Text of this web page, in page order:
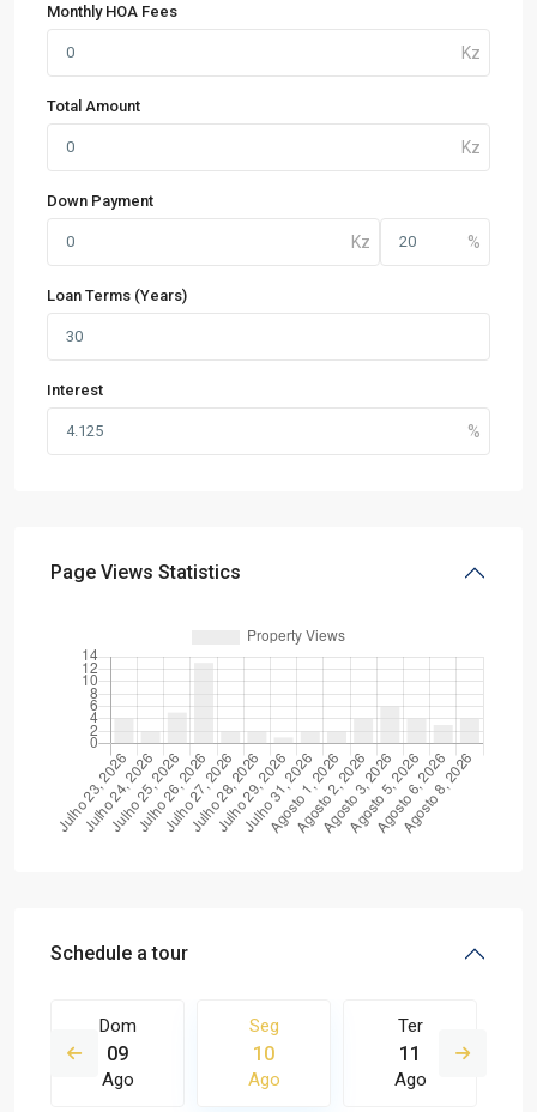
Monthly HOA Fees
Total Amount
Down Payment
Loan Terms (Years)
Interest
Page Views Statistics
Schedule a tour
Dom
09
Ago
Seg
10
Ago
Ter
11
Ago